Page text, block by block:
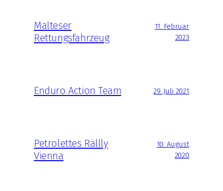
Malteser
Rettungsfahrzeug
11. Februar
2023
Enduro Action Team 29. Juli 2021
Petrolettes Rällly
Vienna
10. August
2020